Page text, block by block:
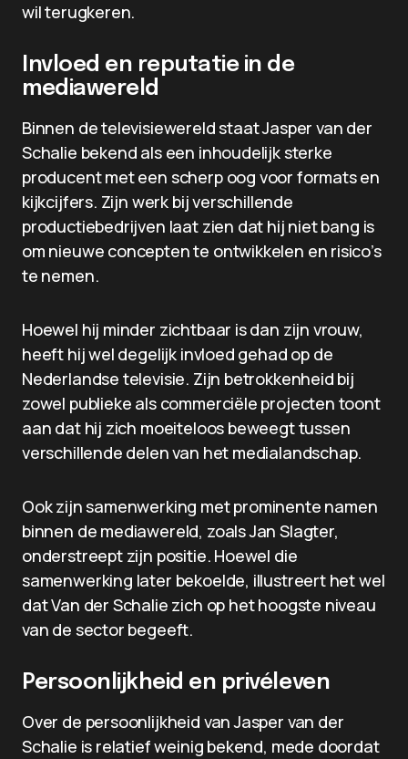
wil terugkeren.
Invloed en reputatie in de
mediawereld
Binnen de televisiewereld staat Jasper van der
Schalie bekend als een inhoudelijk sterke
producent met een scherp oog voor formats en
kijkcijfers. Zijn werk bij verschillende
productiebedrijven laat zien dat hij niet bang is
om nieuwe concepten te ontwikkelen en risico’s
te nemen.
Hoewel hij minder zichtbaar is dan zijn vrouw,
heeft hij wel degelijk invloed gehad op de
Nederlandse televisie. Zijn betrokkenheid bij
zowel publieke als commerciële projecten toont
aan dat hij zich moeiteloos beweegt tussen
verschillende delen van het medialandschap.
Ook zijn samenwerking met prominente namen
binnen de mediawereld, zoals Jan Slagter,
onderstreept zijn positie. Hoewel die
samenwerking later bekoelde, illustreert het wel
dat Van der Schalie zich op het hoogste niveau
van de sector begeeft.
Persoonlijkheid en privéleven
Over de persoonlijkheid van Jasper van der
Schalie is relatief weinig bekend, mede doordat